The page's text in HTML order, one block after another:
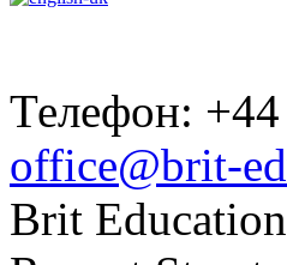
Телефон:
office@brit-
Brit